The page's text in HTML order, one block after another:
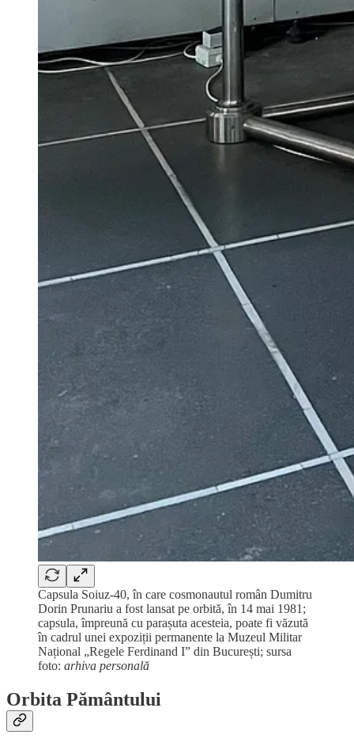
Capsula Soiuz-40, în care cosmonautul român Dumitru
Dorin Prunariu a fost lansat pe orbită, în 14 mai 1981;
capsula, împreună cu parașuta acesteia, poate fi văzută
în cadrul unei expoziții permanente la Muzeul Militar
Național „Regele Ferdinand I” din București; sursa
foto: arhiva personală
Orbita Pământului